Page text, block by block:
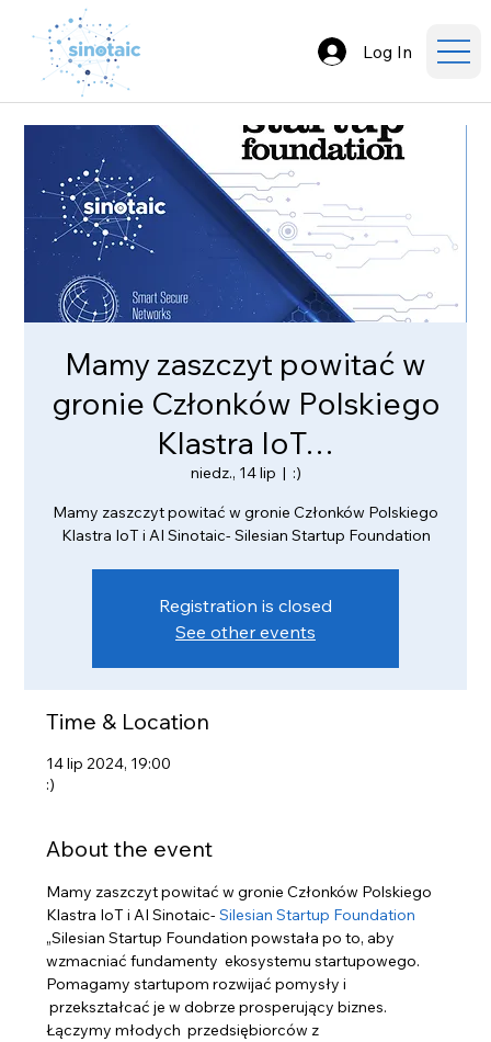
Log In
Mamy zaszczyt powitać w
gronie Członków Polskiego
Klastra IoT…
niedz., 14 lip
  |
:)
Mamy zaszczyt powitać w gronie Członków Polskiego
Klastra IoT i AI Sinotaic- Silesian Startup Foundation
Registration is closed
See other events
Time & Location
14 lip 2024, 19:00
:)
About the event
Mamy zaszczyt powitać w gronie Członków Polskiego
Klastra IoT i AI Sinotaic- Silesian Startup Foundation
„Silesian Startup Foundation powstała po to, aby
wzmacniać fundamenty  ekosystemu startupowego.
Pomagamy startupom rozwijać pomysły i
przekształcać je w dobrze prosperujący biznes.
Łączymy młodych  przedsiębiorców z